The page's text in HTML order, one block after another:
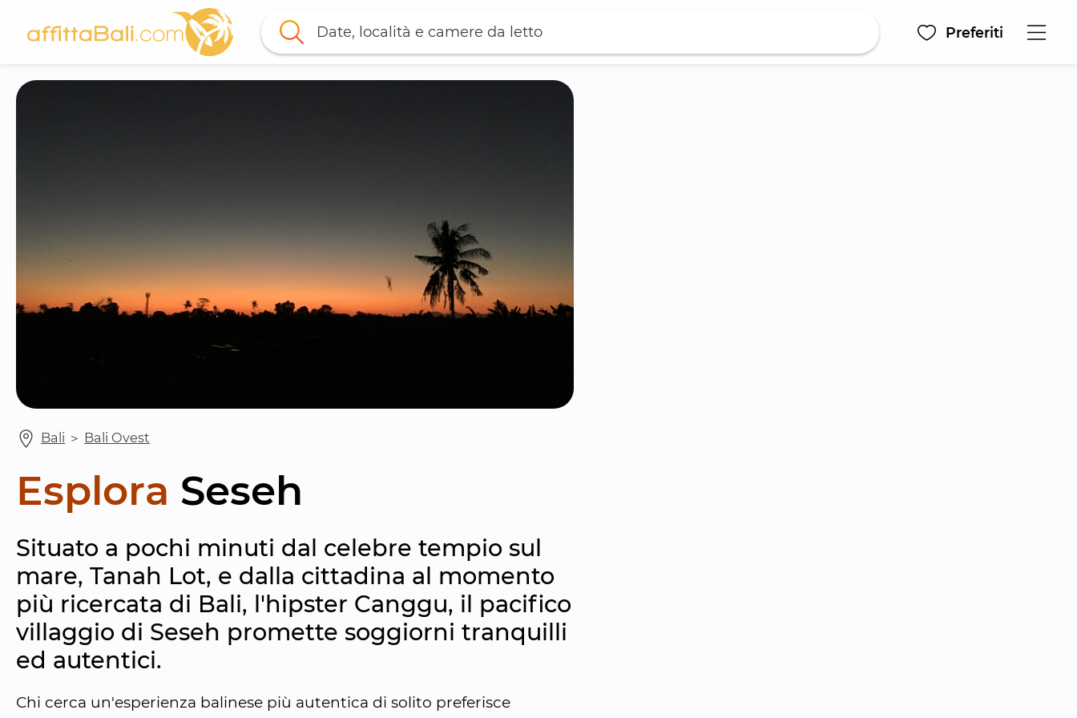
Date, località e camere da letto Preferiti
Bali ＞ Bali Ovest
Esplora Seseh
Situato a pochi minuti dal celebre tempio sul
mare, Tanah Lot, e dalla cittadina al momento
più ricercata di Bali, l'hipster Canggu, il pacifico
villaggio di Seseh promette soggiorni tranquilli
ed autentici.
Chi cerca un'esperienza balinese più autentica di solito preferisce